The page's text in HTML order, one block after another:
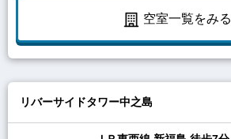
空室一覧をみる
リバーサイドタワー中之島